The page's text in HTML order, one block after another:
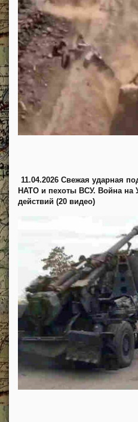
11.04.2026 Свежая ударная
НАТО и пехоты ВСУ. Война на
действий (20 видео)